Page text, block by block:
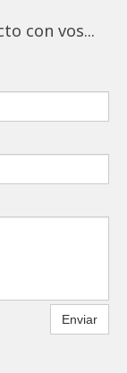
con vos...
Enviar